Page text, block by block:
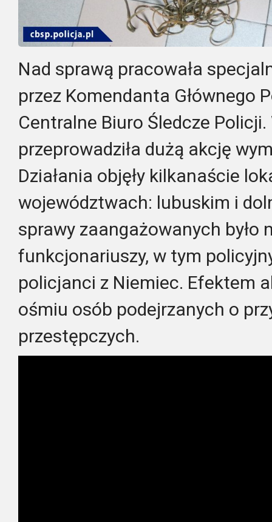
Nad sprawą pracowała
przez Komendanta Głównego
Centralne Biuro Śledcze
przeprowadziła dużą akcję
Działania objęły kilkanaście
województwach: lubuskim i
sprawy zaangażowanych było
funkcjonariuszy, w tym
policjanci z Niemiec. Efektem
ośmiu osób podejrzanych o
przestępczych.